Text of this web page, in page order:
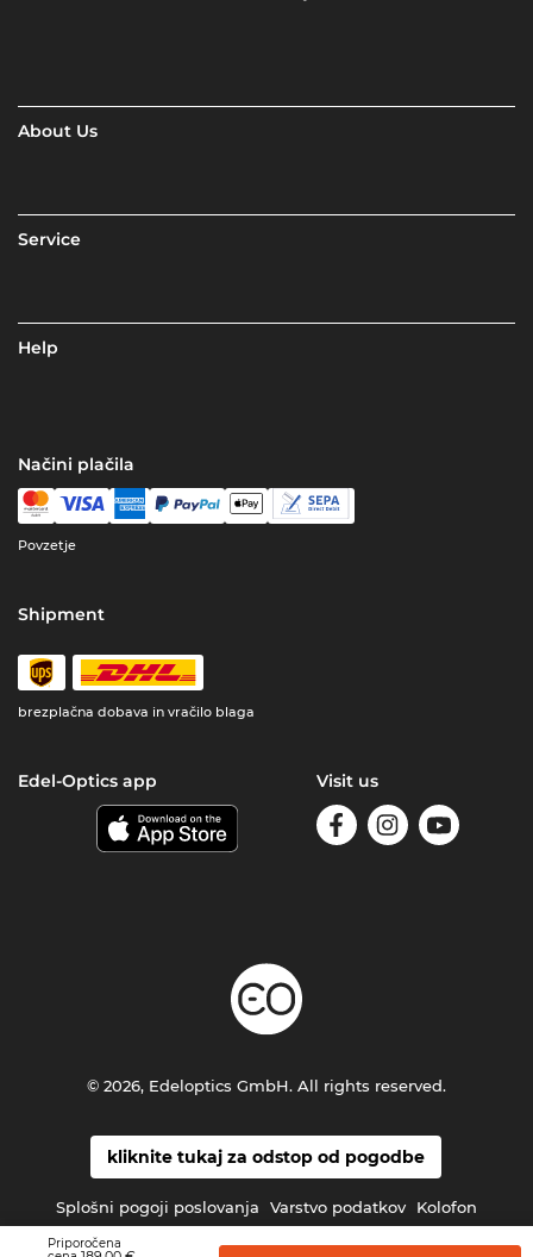
Priporočena
About Us
Service
Help
Načini plačila
Povzetje
Shipment
brezplačna dobava in vračilo blaga
Edel-Optics app Visit us
kliknite tukaj za odstop od pogodbe
Splošni pogoji poslovanja Varstvo podatkov Kolofon
© 2026, Edeloptics GmbH. All rights reserved.